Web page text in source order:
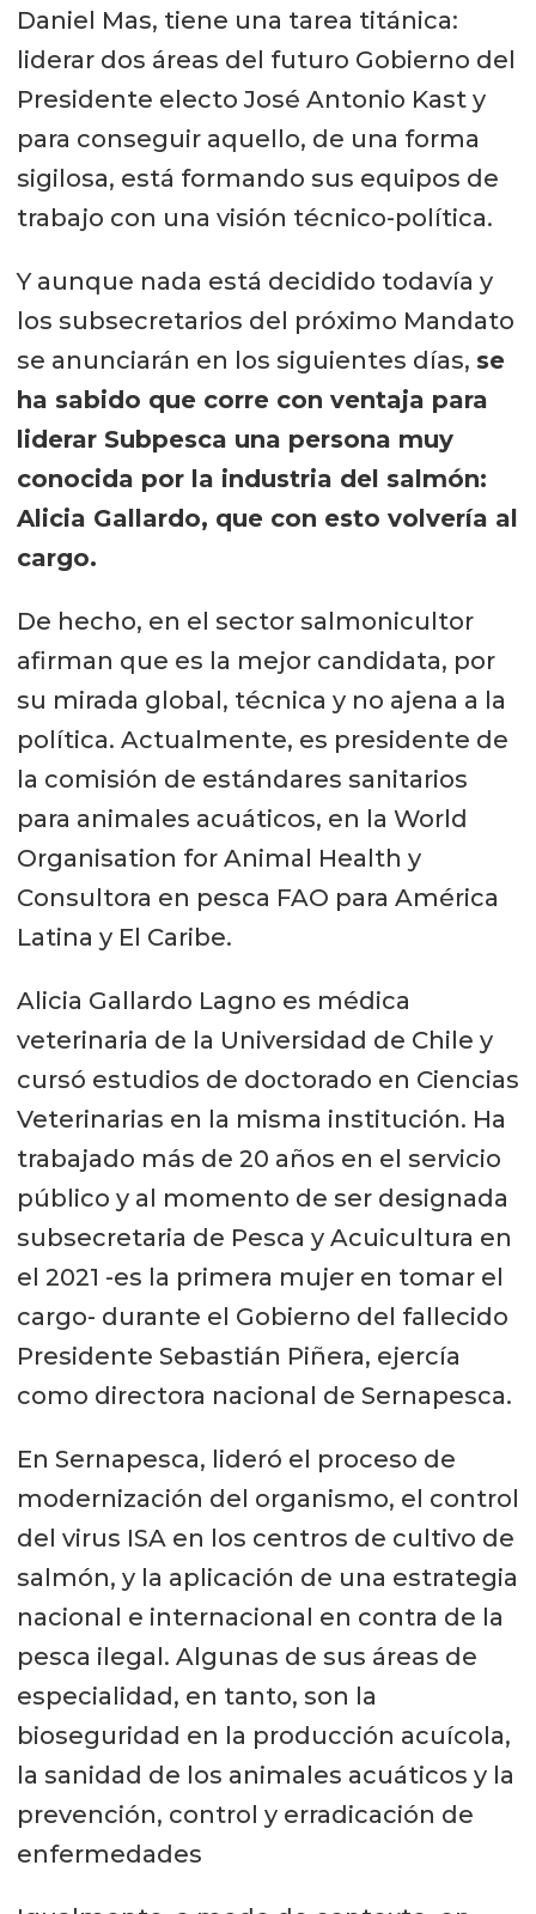
Daniel Mas, tiene una tarea titánica:
liderar dos áreas del futuro Gobierno del
Presidente electo José Antonio Kast y
para conseguir aquello, de una forma
sigilosa, está formando sus equipos de
trabajo con una visión técnico-política.
Y aunque nada está decidido todavía y
los subsecretarios del próximo Mandato
se anunciarán en los siguientes días, se
ha sabido que corre con ventaja para
liderar Subpesca una persona muy
conocida por la industria del salmón:
Alicia Gallardo, que con esto volvería al
cargo.
De hecho, en el sector salmonicultor
afirman que es la mejor candidata, por
su mirada global, técnica y no ajena a la
política. Actualmente, es presidente de
la comisión de estándares sanitarios
para animales acuáticos, en la World
Organisation for Animal Health y
Consultora en pesca FAO para América
Latina y El Caribe.
Alicia Gallardo Lagno es médica
veterinaria de la Universidad de Chile y
cursó estudios de doctorado en Ciencias
Veterinarias en la misma institución. Ha
trabajado más de 20 años en el servicio
público y al momento de ser designada
subsecretaria de Pesca y Acuicultura en
el 2021 -es la primera mujer en tomar el
cargo- durante el Gobierno del fallecido
Presidente Sebastián Piñera, ejercía
como directora nacional de Sernapesca.
En Sernapesca, lideró el proceso de
modernización del organismo, el control
del virus ISA en los centros de cultivo de
salmón, y la aplicación de una estrategia
nacional e internacional en contra de la
pesca ilegal. Algunas de sus áreas de
especialidad, en tanto, son la
bioseguridad en la producción acuícola,
la sanidad de los animales acuáticos y la
prevención, control y erradicación de
enfermedades